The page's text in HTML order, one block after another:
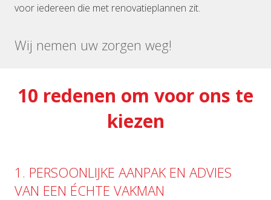
voor iedereen die met renovatieplannen zit.
Wij nemen uw zorgen weg!
10 redenen om voor ons te
kiezen
1. PERSOONLIJKE AANPAK EN ADVIES
VAN EEN ÉCHTE VAKMAN